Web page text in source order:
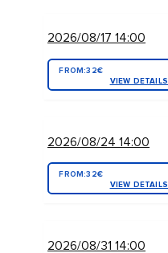
2026/08/17 14:00
FROM:32€
VIEW DETAILS
2026/08/24 14:00
FROM:32€
VIEW DETAILS
2026/08/31 14:00